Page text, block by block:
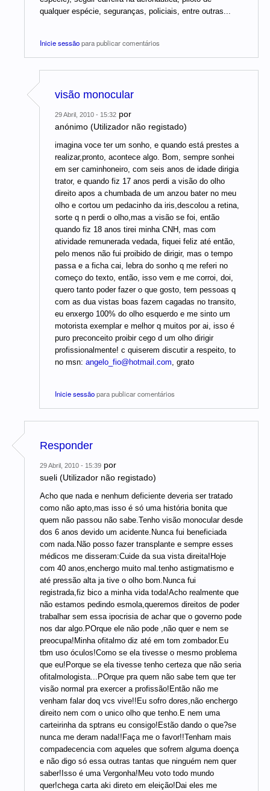
qualquer espécie, seguranças, policiais, entre outras...
Inicie sessãopara publicar comentários
visão monocular
29 Abril, 2010 - 15:32 por
anónimo (Utilizador não registado)
imagina voce ter um sonho, e quando está prestes a
realizar,pronto, acontece algo. Bom, sempre sonhei
em ser caminhoneiro, com seis anos de idade dirigia
trator, e quando fiz 17 anos perdi a visão do olho
direito apos a chumbada de um anzou bater no meu
olho e cortou um pedacinho da iris,descolou a retina,
sorte q n perdi o olho,mas a visão se foi, então
quando fiz 18 anos tirei minha CNH, mas com
atividade remunerada vedada, fiquei feliz até então,
pelo menos não fui proibido de dirigir, mas o tempo
passa e a ficha cai, lebra do sonho q me referi no
começo do texto, então, isso vem e me corroi, doi,
quero tanto poder fazer o que gosto, tem pessoas q
com as dua vistas boas fazem cagadas no transito,
eu enxergo 100% do olho esquerdo e me sinto um
motorista exemplar e melhor q muitos por ai, isso é
puro preconceito proibir cego d um olho dirigir
profissionalmente! c quiserem discutir a respeito, to
no msn: angelo_fio@hotmail.com, grato
Inicie sessãopara publicar comentários
Responder
29 Abril, 2010 - 15:39 por
sueli (Utilizador não registado)
Acho que nada e nenhum deficiente deveria ser tratado
como não apto,mas isso é só uma história bonita que
quem não passou não sabe.Tenho visão monocular desde
dos 6 anos devido um acidente.Nunca fui beneficiada
com nada.Não posso fazer transplante e sempre esses
médicos me disseram:Cuide da sua vista direita!Hoje
com 40 anos,enchergo muito mal.tenho astigmatismo e
até pressão alta ja tive o olho bom.Nunca fui
registrada,fiz bico a minha vida toda!Acho realmente que
não estamos pedindo esmola,queremos direitos de poder
trabalhar sem essa ipocrisia de achar que o governo pode
nos dar algo.POrque ele não pode ,não quer e nem se
preocupa!Minha ofitalmo diz até em tom zombador.Eu
tbm uso óculos!Como se ela tivesse o mesmo problema
que eu!Porque se ela tivesse tenho certeza que não seria
ofitalmologista...POrque pra quem não sabe tem que ter
visão normal pra exercer a profissão!Então não me
venham falar doq vcs vive!!Eu sofro dores,não enchergo
direito nem com o unico olho que tenho.E nem uma
carteirinha da sptrans eu consigo!Estão dando o que?se
nunca me deram nada!!Faça me o favor!!Tenham mais
compadecencia com aqueles que sofrem alguma doença
e não digo só essa outras tantas que ninguém nem quer
saber!Isso é uma Vergonha!Meu voto todo mundo
quer!chega carta aki direto em eleição!Dai eles me